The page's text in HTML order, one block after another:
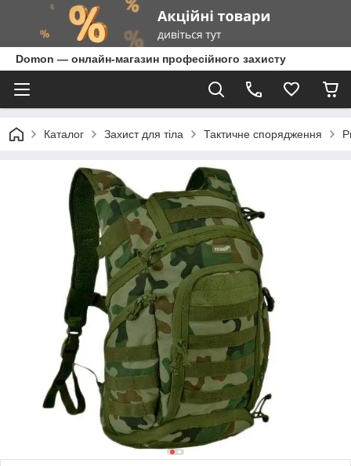
Domon — онлайн-магазин професійного захисту
Каталог Захист для тіла Тактичне спорядження